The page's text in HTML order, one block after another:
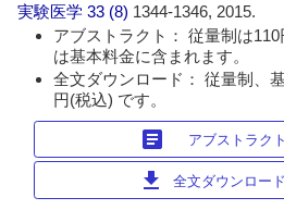
実験医学 33 (8) 1344-1346, 2015.
アブストラクト： 従量制は
は基本料金に含まれます。
全文ダウンロード： 従量制、
円(税込) です。
article アブストラク
download 全文ダウンロー